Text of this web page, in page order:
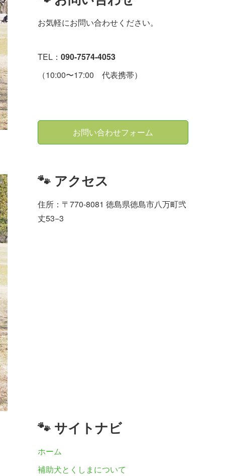
お気軽にお問い合わせください。
TEL： 090-7574-4053
（10:00〜17:00 代表携帯）
お問い合わせフォーム
🐾 アクセス
住所：〒770-8081 徳島県徳島市八万町弐
丈53−3
🐾 サイトナビ
ホーム
補助犬とくしまについて